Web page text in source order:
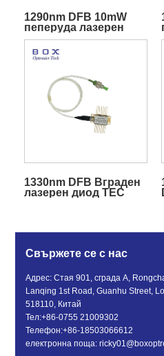
1290nm DFB 10mW
пеперуда лазерен
диод
1330nm DFB Вграден
лазерен диод TEC
Свържете се с нас
Адрес: Стая 901, сграда A,
Lanqing 1st Road, Guanhu Street,
518110, Китай
Тел:+86-0755 21009302
Телефон:+86-18503066612
електронна поща: